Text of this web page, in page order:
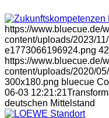
https://www.bluecue.de/
content/uploads/2023/
e1773066196924.png
https://www.bluecue.de/
content/uploads/2020/
300x180.png bluecue
06-03 12:21:21
deutschen Mittelstand